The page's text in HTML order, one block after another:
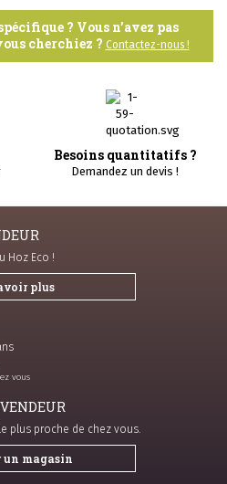
? Vous n’avez pas
cherchiez ? Contactez-nous !
Besoins quantitatifs ?
Demandez un devis !
Hoz Eco !
plus
vous
plus proche de chez vous.
un magasin